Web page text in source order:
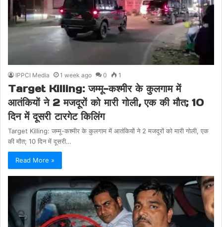
IPPCI Media 1 week ago 0 1
Target Killing: जम्मू-कश्मीर के कुलगाम में
आतंकियों ने 2 मजदूरों को मारी गोली, एक की मौत; 10
दिन में दूसरी टारगेट किलिंग
Target Killing: जम्मू-कश्मीर के कुलगाम में आतंकियों ने 2 मजदूरों को मारी गोली, एक
की मौत; 10 दिन में दूसरी…
Read More »